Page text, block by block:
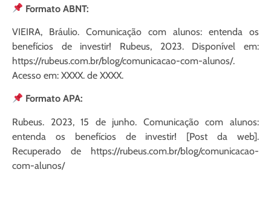
Formato ABNT:
VIEIRA, Bráulio. Comunicação com alunos: entenda os
benefícios de investir! Rubeus, 2023. Disponível em:
https://rubeus.com.br/blog/comunicacao-com-alunos/.
Acesso em: XXXX. de XXXX.
Formato APA:
Rubeus. 2023, 15 de junho. Comunicação com alunos:
entenda os benefícios de investir! [Post da web].
Recuperado de https://rubeus.com.br/blog/comunicacao-
com-alunos/